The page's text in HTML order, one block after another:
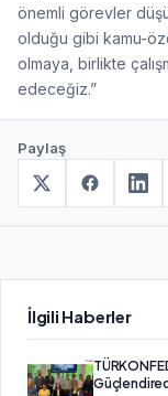
önemli görevler
olduğu gibi kamu-
olmaya, birlikte
edeceğiz.”
Paylaş
İlgili Haberler